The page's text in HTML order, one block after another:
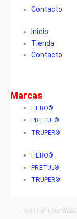
Contacto
Inicio
Tienda
Contacto
Marcas
FIERO®
PRETUL®
TRUPER®
FIERO®
PRETUL®
TRUPER®
Inicio /Tornillería /Wasas